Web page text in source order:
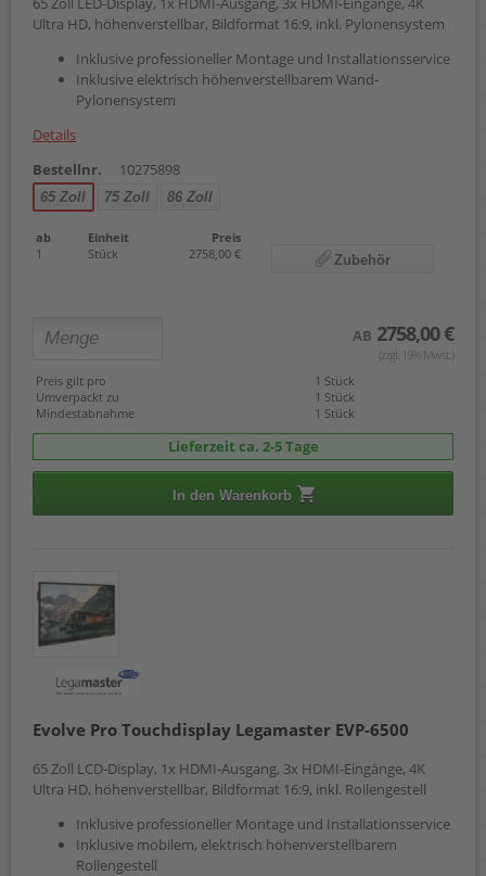
Ultra HD, höhenverstellbar, Bildformat 16:9, inkl. Pylonensystem
Inklusive professioneller Montage und Installationsservice
Inklusive elektrisch höhenverstellbarem Wand-
Pylonensystem
Details
Bestellnr.
10275898
65 Zoll 75 Zoll 86 Zoll
ab Einheit
Preis
1
Stück 2758,00 € Zubehör
AB 2758,00 €
(zzgl. 19% Mwst.)
Preis gilt pro
1 Stück
Umverpackt zu
1 Stück
Mindestabnahme
1 Stück
Lieferzeit ca. 2-5 Tage
In den Warenkorb
Evolve Pro Touchdisplay Legamaster EVP-6500
65 Zoll LCD-Display, 1x HDMI-Ausgang, 3x HDMI-Eingänge, 4K
Ultra HD, höhenverstellbar, Bildformat 16:9, inkl. Rollengestell
Inklusive professioneller Montage und Installationsservice
Inklusive mobilem, elektrisch höhenverstellbarem
Rollengestell